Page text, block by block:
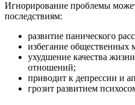
Игнорирование проблемы
последствиям:
развитие панического
избегание общественных
ухудшение качества
отношений;
приводит к депрессии и
грозит развитием